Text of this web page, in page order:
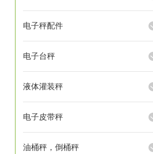
电子秤配件
电子台秤
液体灌装秤
电子皮带秤
油桶秤，倒桶秤